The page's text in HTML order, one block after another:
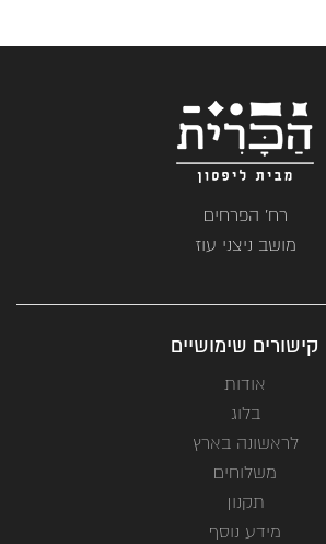
רח' הפרחים
מושב ניצני עוז
קישורים שימושיים
אודות
בלוג
לראשונה בארץ
משלוחים
תקנון
מידע נוסף